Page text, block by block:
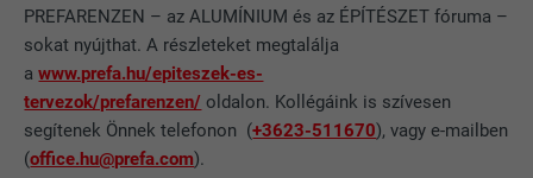
PREFARENZEN – az ALUMÍNIUM és az ÉPÍTÉSZET fóruma –
sokat nyújthat. A részleteket megtalálja
awww.prefa.hu/epiteszek-es-
tervezok/prefarenzen/ oldalon. Kollégáink is szívesen
segítenek Önnek telefonon (+3623-511670), vagy e-mailben
(office.hu@prefa.com).